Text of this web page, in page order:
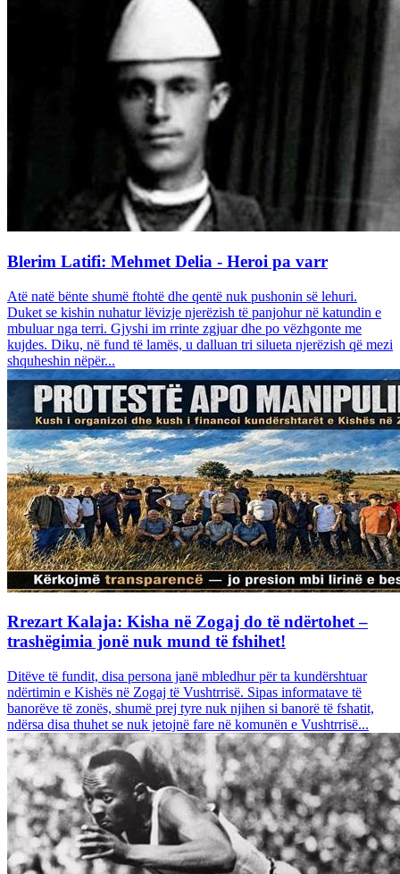
Blerim Latifi: Mehmet Delia - Heroi pa varr
Atë natë bënte shumë ftohtë dhe qentë nuk pushonin së lehuri.
Duket se kishin nuhatur lëvizje njerëzish të panjohur në katundin e
mbuluar nga terri. Gjyshi im rrinte zgjuar dhe po vëzhgonte me
kujdes. Diku, në fund të lamës, u dalluan tri silueta njerëzish që mezi
shquheshin nëpër...
Rrezart Kalaja: Kisha në Zogaj do të ndërtohet –
trashëgimia jonë nuk mund të fshihet!
Ditëve të fundit, disa persona janë mbledhur për ta kundërshtuar
ndërtimin e Kishës në Zogaj të Vushtrrisë. Sipas informatave të
banorëve të zonës, shumë prej tyre nuk njihen si banorë të fshatit,
ndërsa disa thuhet se nuk jetojnë fare në komunën e Vushtrrisë...